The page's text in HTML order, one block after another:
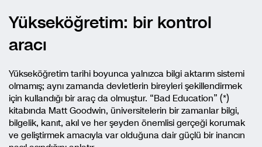
Yükseköğretim: bir kontrol
aracı
Yükseköğretim tarihi boyunca yalnızca bilgi aktarım sistemi
olmamış; aynı zamanda devletlerin bireyleri şekillendirmek
için kullandığı bir araç da olmuştur. “Bad Education” (*)
kitabında Matt Goodwin, üniversitelerin bir zamanlar bilgi,
bilgelik, kanıt, akıl ve her şeyden önemlisi gerçeği korumak
ve geliştirmek amacıyla var olduğuna dair güçlü bir inancın